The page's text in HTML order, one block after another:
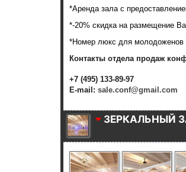
*Аренда зала с
*-20% скидка на размещение
*Номер люкс для
Контакты отдела продаж
+7 (495) 133-89-97
E-mail: sale.conf@gmail.com
ЗЕРКАЛЬНЫЙ